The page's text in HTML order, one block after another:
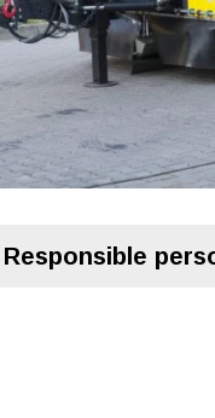
Responsible